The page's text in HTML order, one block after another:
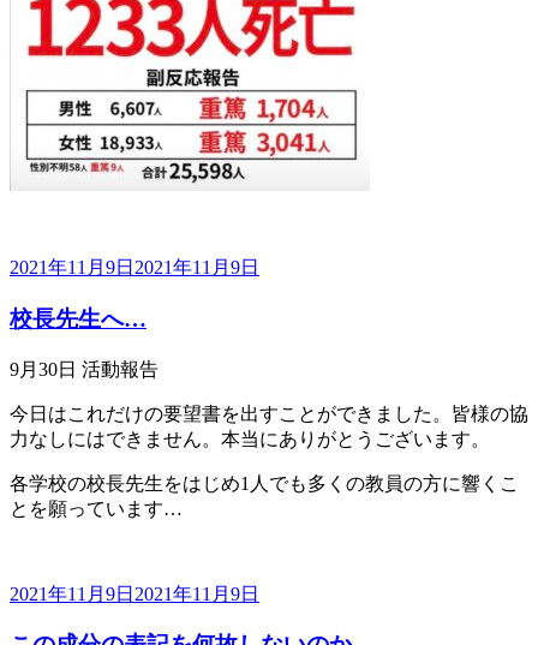
投
日:
2021年11月9日 2021年11月9日
校長先生へ…
9月30日 活動報告
今日はこれだけの要望書を出すことができました。皆様の協
力なしにはできません。本当にありがとうございます。
各学校の校長先生をはじめ1人でも多くの教員の方に響くこ
とを願っています…
投
2021年11月9日 2021年11月9日